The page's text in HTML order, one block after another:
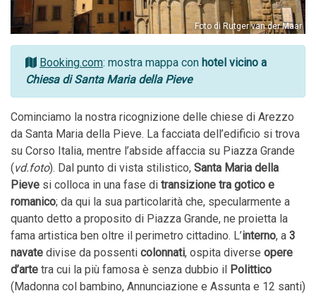
Foto di Rutger van der Maar
Booking.com: mostra mappa con hotel vicino a
Chiesa di Santa Maria della Pieve
Cominciamo la nostra ricognizione delle chiese di Arezzo
da Santa Maria della Pieve. La facciata dell’edificio si trova
su Corso Italia, mentre l’abside affaccia su Piazza Grande
(vd.foto). Dal punto di vista stilistico, Santa Maria della
Pieve si colloca in una fase di transizione tra gotico e
romanico; da qui la sua particolarità che, specularmente a
quanto detto a proposito di Piazza Grande, ne proietta la
fama artistica ben oltre il perimetro cittadino. L’interno, a 3
navate divise da possenti colonnati, ospita diverse opere
d’arte tra cui la più famosa è senza dubbio il Polittico
(Madonna col bambino, Annunciazione e Assunta e 12 santi)